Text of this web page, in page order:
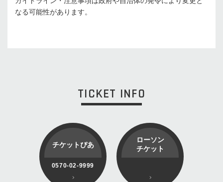
なる可能性があります。
TICKET INFO
チケットぴあ
0570-02-9999
ローソン
チケット